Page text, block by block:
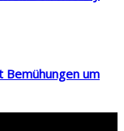
Bemühungen um